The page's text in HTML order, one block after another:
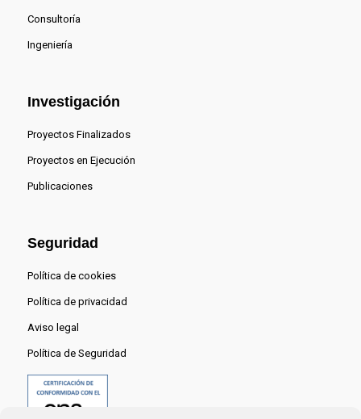
Consultoría
Ingeniería
Investigación
Proyectos Finalizados
Proyectos en Ejecución
Publicaciones
Seguridad
Política de cookies
Política de privacidad
Aviso legal
Política de Seguridad